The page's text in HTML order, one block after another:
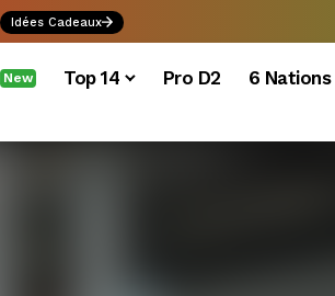
Idées Cadeaux
New Top 14 Pro D2 6 Nations